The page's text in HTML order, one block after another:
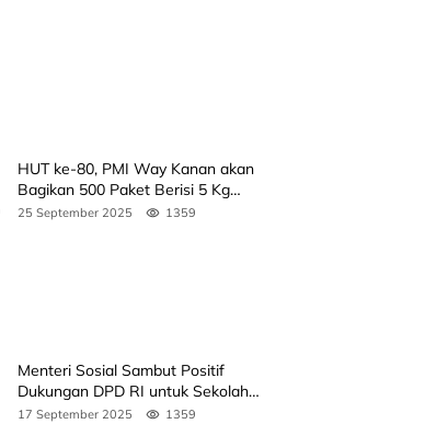
HUT ke-80, PMI Way Kanan akan
Bagikan 500 Paket Berisi 5 Kg
Beras
25 September 2025 1359
Menteri Sosial Sambut Positif
Dukungan DPD RI untuk Sekolah
Rakyat
17 September 2025 1359